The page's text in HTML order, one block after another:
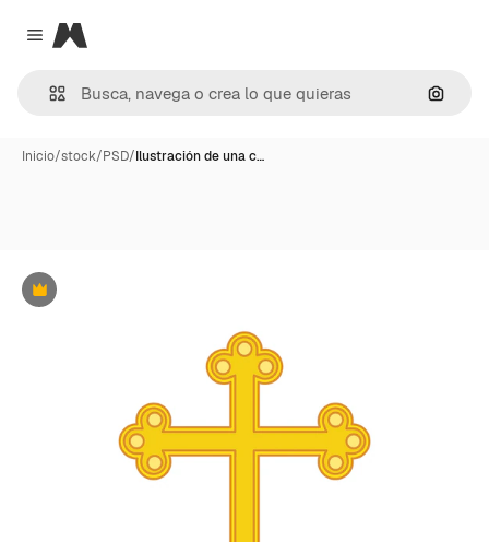
Close menu
Magnific
Inicio/stock/PSD/Ilustración de una c…
Premium